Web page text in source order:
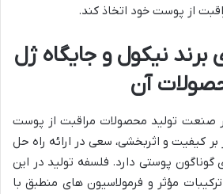
از پوست خود اتخاذ کند.
نیکول و جایگاه ژل
آن
در صنعت تولید محصولات مراقبت از پوست
بر کیفیت و اثربخشی، سعی در ارائه راه حل
گوناگون پوستی دارد. فلسفه تولید در این
ترکیبات مؤثر و فرمولاسیون های منطبق با